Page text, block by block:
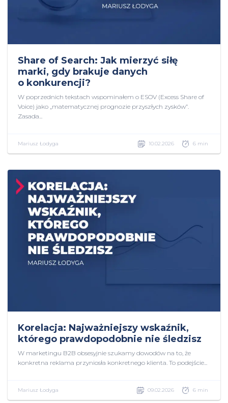
Share of Search: Jak mierzyć siłę
marki, gdy brakuje danych
o konkurencji?
W poprzednich tekstach wspominałem o ESOV (Excess Share of
Voice) jako „matematycznej prognozie przyszłych zysków”.
Zasada...
Mariusz Łodyga 10.02.2026 6 min
Korelacja: Najważniejszy wskaźnik,
którego prawdopodobnie nie śledzisz
W marketingu B2B obsesyjnie szukamy dowodów na to, że
konkretna reklama przyniosła konkretnego klienta. To podejście...
Mariusz Łodyga 09.02.2026 6 min